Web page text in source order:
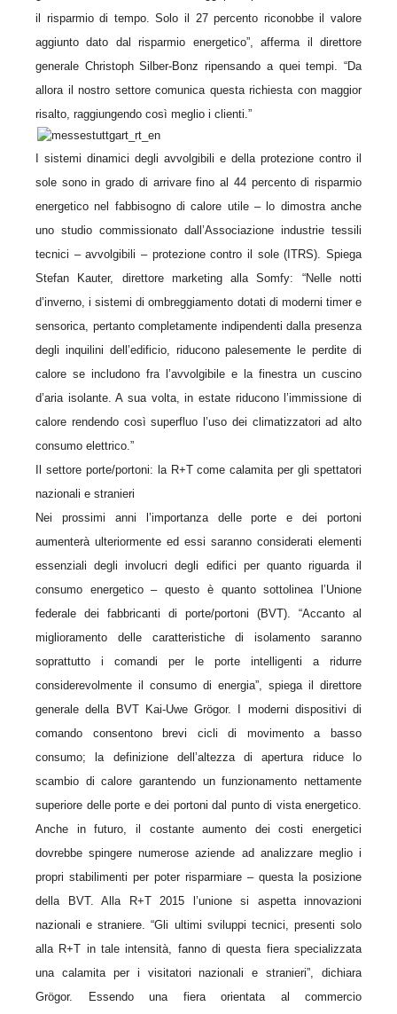
il risparmio di tempo. Solo il 27 percento riconobbe il valore
aggiunto dato dal risparmio energetico”, afferma il direttore
generale Christoph Silber-Bonz ripensando a quei tempi. “Da
allora il nostro settore comunica questa richiesta con maggior
risalto, raggiungendo così meglio i clienti.”
I sistemi dinamici degli avvolgibili e della protezione contro il
sole sono in grado di arrivare fino al 44 percento di risparmio
energetico nel fabbisogno di calore utile – lo dimostra anche
uno studio commissionato dall’Associazione industrie tessili
tecnici – avvolgibili – protezione contro il sole (ITRS). Spiega
Stefan Kauter, direttore marketing alla Somfy: “Nelle notti
d’inverno, i sistemi di ombreggiamento dotati di moderni timer e
sensorica, pertanto completamente indipendenti dalla presenza
degli inquilini dell’edificio, riducono palesemente le perdite di
calore se includono fra l’avvolgibile e la finestra un cuscino
d’aria isolante. A sua volta, in estate riducono l’immissione di
calore rendendo così superfluo l’uso dei climatizzatori ad alto
consumo elettrico.”
Il settore porte/portoni: la R+T come calamita per gli spettatori
nazionali e stranieri
Nei prossimi anni l’importanza delle porte e dei portoni
aumenterà ulteriormente ed essi saranno considerati elementi
essenziali degli involucri degli edifici per quanto riguarda il
consumo energetico – questo è quanto sottolinea l’Unione
federale dei fabbricanti di porte/portoni (BVT). “Accanto al
miglioramento delle caratteristiche di isolamento saranno
soprattutto i comandi per le porte intelligenti a ridurre
considerevolmente il consumo di energia”, spiega il direttore
generale della BVT Kai-Uwe Grögor. I moderni dispositivi di
comando consentono brevi cicli di movimento a basso
consumo; la definizione dell’altezza di apertura riduce lo
scambio di calore garantendo un funzionamento nettamente
superiore delle porte e dei portoni dal punto di vista energetico.
Anche in futuro, il costante aumento dei costi energetici
dovrebbe spingere numerose aziende ad analizzare meglio i
propri stabilimenti per poter risparmiare – questa la posizione
della BVT. Alla R+T 2015 l’unione si aspetta innovazioni
nazionali e straniere. “Gli ultimi sviluppi tecnici, presenti solo
alla R+T in tale intensità, fanno di questa fiera specializzata
una calamita per i visitatori nazionali e stranieri”, dichiara
Grögor. Essendo una fiera orientata al commercio